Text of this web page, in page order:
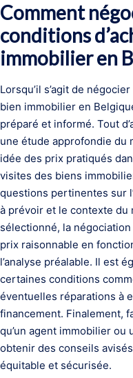
Comment
conditions
immobilier en
Lorsqu’il s’agit de
bien immobilier en
préparé et informé. Tout
une étude approfondie du
idée des prix pratiqués
visites des biens
questions pertinentes sur
à prévoir et le contexte du
sélectionné, la
prix raisonnable en
l’analyse préalable. Il est
certaines conditions
éventuelles réparations à
financement. Finalement,
qu’un agent immobilier
obtenir des conseils
équitable et sécurisée.